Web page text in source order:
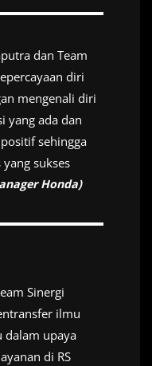
dan Team
diri
mengenali diri
yang ada dan
sehingga
sukses
Honda)
Sinergi
ilmu
dalam upaya
di RS